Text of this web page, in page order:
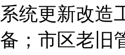
系统更新改造
备；市区老旧